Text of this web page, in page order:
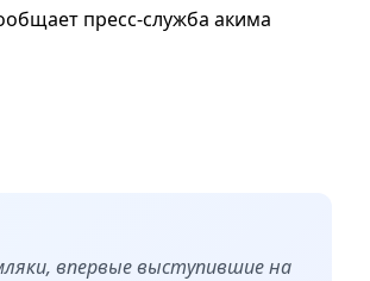
пресс-служба акима
впервые выступившие на